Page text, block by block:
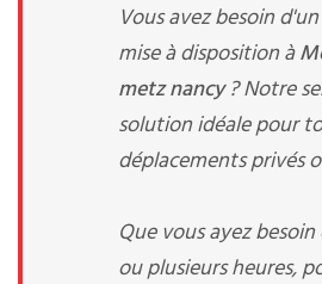
Vous avez besoin d'un
mise à disposition à
metz nancy? Notre
solution idéale pour
déplacements privés
Que vous ayez
ou plusieurs heures,